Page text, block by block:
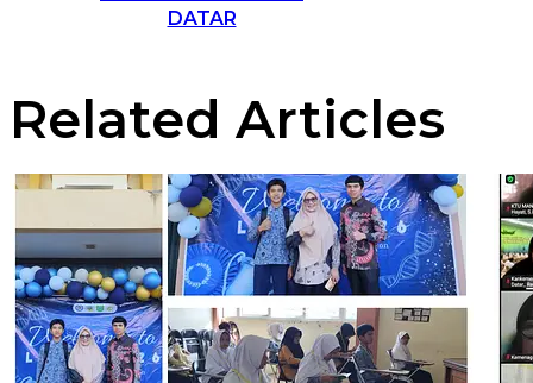
DATAR
Related Articles